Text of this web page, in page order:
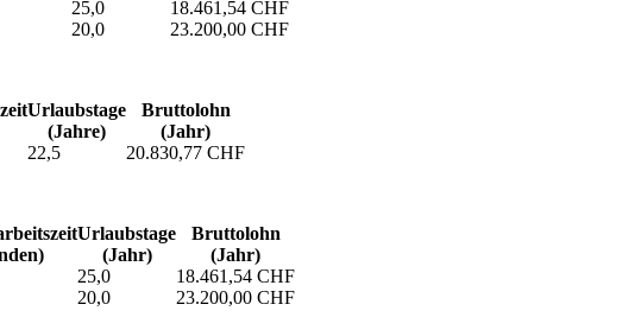
25,0
18.461,54 CHF
20,0
23.200,00 CHF
Urlaubs­tage
(Jahre)
Bruttolohn
(Jahr)
22,5
20.830,77 CHF
Urlaubs­tage
(Jahr)
Bruttolohn
(Jahr)
25,0
18.461,54 CHF
20,0 23.200,00 CHF